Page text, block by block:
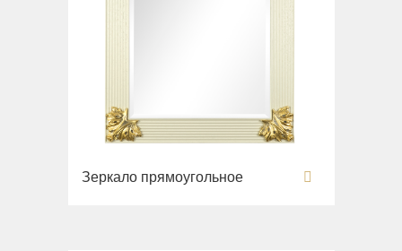
Зеркало прямоугольное